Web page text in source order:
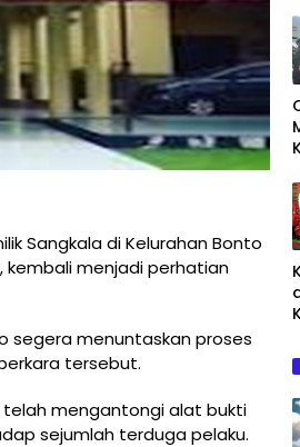
Sangkala di Kelurahan Bonto
menjadi perhatian
segera menuntaskan proses
tersebut.
telah mengantongi alat bukti
sejumlah terduga pelaku.